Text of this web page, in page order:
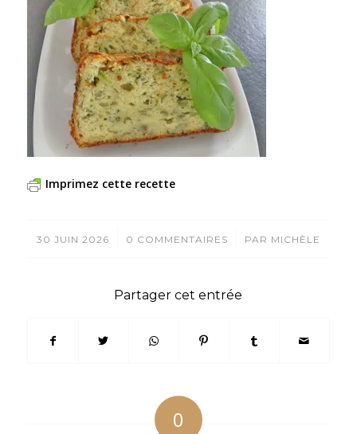
Imprimez cette recette
30 JUIN 2026
/ 0 COMMENTAIRES
/ PAR MICHÈLE
Partager cet entrée
0